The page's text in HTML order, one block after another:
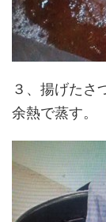
３、揚げたさ
余熱で蒸す。